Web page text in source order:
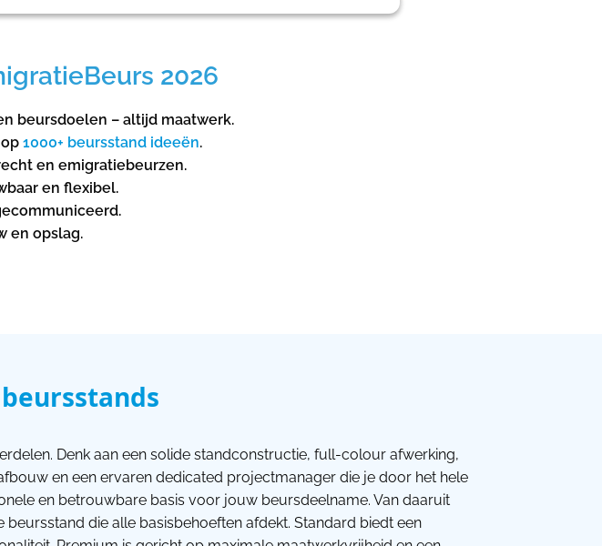
2026
beursdoelen – altijd maatwerk.
1000+ beursstand ideeën.
en emigratiebeurzen.
en flexibel.
en opslag.
Denk aan een solide standconstructie, full-colour afwerking,
en een ervaren dedicated projectmanager die je door het hele
en betrouwbare basis voor jouw beursdeelname. Van daaruit
die alle basisbehoeften afdekt. Standard biedt een